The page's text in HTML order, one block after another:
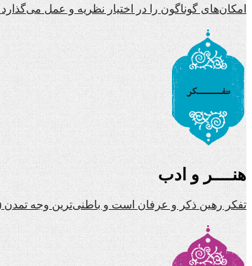
امکان‌های گوناگون را در اختیار نظریه و عمل
هنــــر و ادب
تفکر رهین ذکر و عرفان است و باطنی‌ترین وجه تمدن